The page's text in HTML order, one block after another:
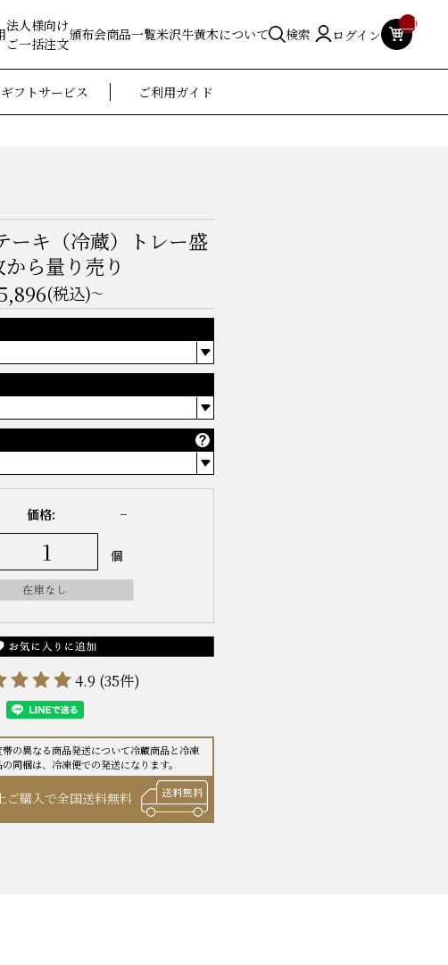
法人様向け
ご一括注文
頒布会商品一覧米沢牛黄木について 検索 ログイン
ギフトサービス ご利用ガイド
ーキ（冷蔵）トレー盛
ら量り売り
(税込)～
価格: −
個
4.9 (35件)
帯の異なる商品発送について冷蔵商品と冷凍
同梱は、冷凍便での発送になります。
ご購入で全国送料無料